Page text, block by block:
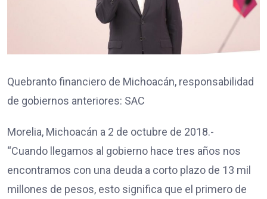
Quebranto financiero de Michoacán, responsabilidad
de gobiernos anteriores: SAC
Morelia, Michoacán a 2 de octubre de 2018.-
“Cuando llegamos al gobierno hace tres años nos
encontramos con una deuda a corto plazo de 13 mil
millones de pesos, esto significa que el primero de